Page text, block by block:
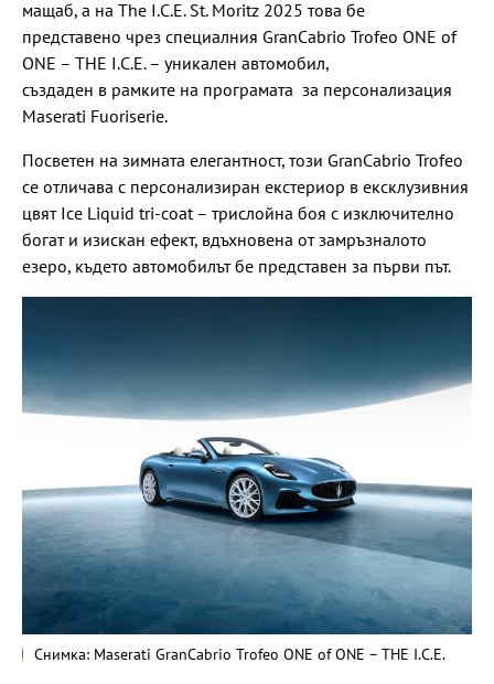
мащаб, а на The I.C.E. St. Moritz 2025 това бе
представено чрез специалния GranCabrio Trofeo ONE of
ONE – THE I.C.E. – уникален автомобил,
създаден в рамките на програмата за персонализация
Maserati Fuoriserie.
Посветен на зимната елегантност, този GranCabrio Trofeo
се отличава с персонализиран екстериор в ексклузивния
цвят Ice Liquid tri-coat – трислойна боя с изключително
богат и изискан ефект, вдъхновена от замръзналото
езеро, където автомобилът бе представен за първи път.
Снимка: Maserati GranCabrio Trofeo ONE of ONE – THE I.C.E.